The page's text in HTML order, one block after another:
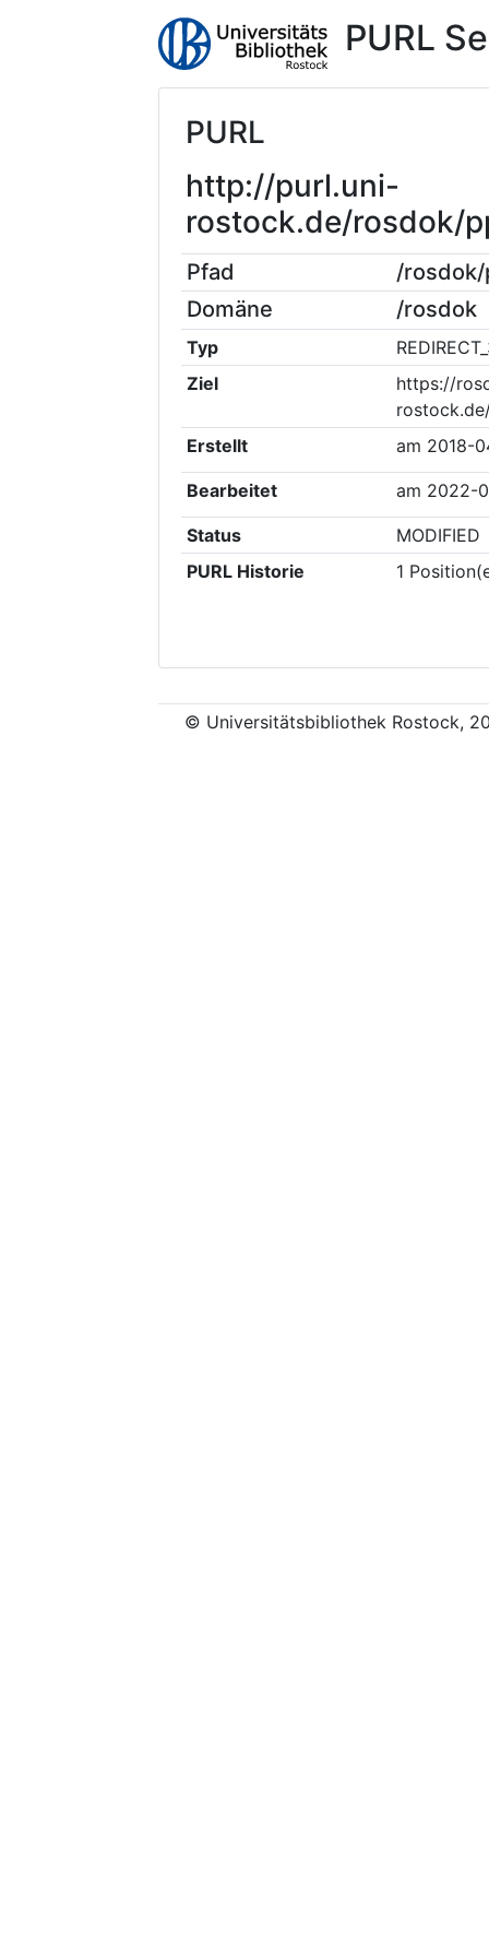
PURL
PURL
http://purl.uni-
rostock.de/rosdok/
Pfad
/
Domäne
/rosdok
Typ
Ziel
https://
Erstellt
am 2018-
Bearbeitet am 2022-
Status
MODIFIED
PURL Historie
1
© Universitätsbibliothek Rostock,